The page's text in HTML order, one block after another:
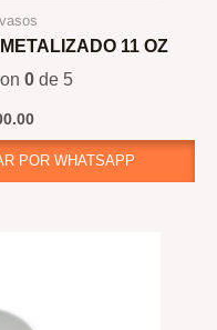
11 OZ
0 de 5
POR WHATSAPP